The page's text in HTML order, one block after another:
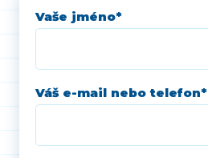
Vaše jméno*
Váš e-mail nebo telefon*